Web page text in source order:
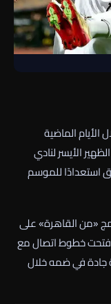
الأيام الماضية
الأيسر لنادي
للموسم
«من القاهرة» على
فتحت خطوط اتصال مع
جادة في ضمه خلال